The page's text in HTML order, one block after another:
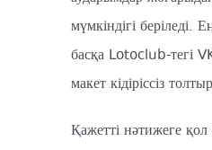
мүмкіндігі беріледі.
басқа Lotoclub-тегі
макет кідіріссіз
Қажетті нәтижеге қол